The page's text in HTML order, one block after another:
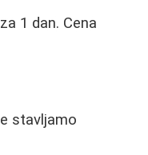
1 dan. Cena
stavljamo